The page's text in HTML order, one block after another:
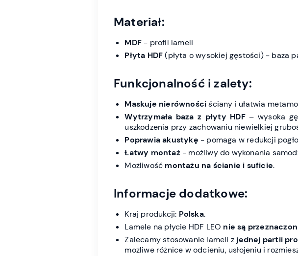
Materiał:
MDF - profil lameli
Płyta HDF(płyta o wysokiej gęstości) - baza
Funkcjonalność i zalety:
Maskuje nierównościściany i ułatwia
Wytrzymała baza z płyty HDF– wysoka
uszkodzenia przy zachowaniu niewielkiej
Poprawia akustykę - pomaga w redukcji
Łatwy montaż - możliwy do wykonania
Możliwość montażu na ścianie i suficie.
Informacje dodatkowe:
Kraj produkcji: Polska.
Lamele na płycie HDF LEO nie są
Zalecamy stosowanie lameli z jednej partii
możliwe różnice w odcieniu, usłojeniu i